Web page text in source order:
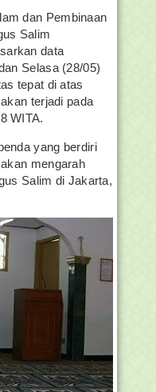
dan Pembinaan
Salim
data
Selasa (28/05)
tepat di atas
terjadi pada
WITA.
yang berdiri
mengarah
Salim di Jakarta,